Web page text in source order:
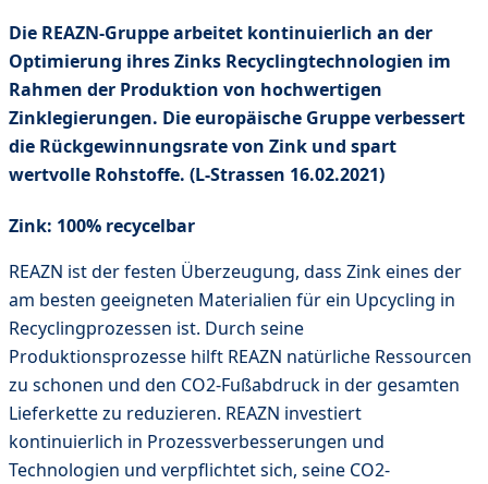
Die REAZN-Gruppe arbeitet kontinuierlich an der
Optimierung ihres Zinks Recyclingtechnologien im
Rahmen der Produktion von hochwertigen
Zinklegierungen. Die europäische Gruppe verbessert
die Rückgewinnungsrate von Zink und spart
wertvolle Rohstoffe. (L-Strassen 16.02.2021)
Zink: 100% recycelbar
REAZN ist der festen Überzeugung, dass Zink eines der
am besten geeigneten Materialien für ein Upcycling in
Recyclingprozessen ist. Durch seine
Produktionsprozesse hilft REAZN natürliche Ressourcen
zu schonen und den CO2-Fußabdruck in der gesamten
Lieferkette zu reduzieren. REAZN investiert
kontinuierlich in Prozessverbesserungen und
Technologien und verpflichtet sich, seine CO2-